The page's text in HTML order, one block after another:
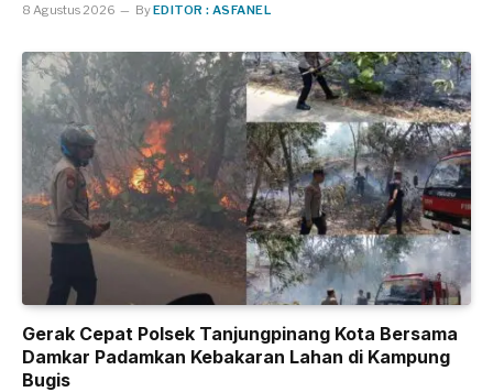
8 Agustus 2026 ByEDITOR : ASFANEL
Gerak Cepat Polsek Tanjungpinang Kota Bersama
Damkar Padamkan Kebakaran Lahan di Kampung
Bugis